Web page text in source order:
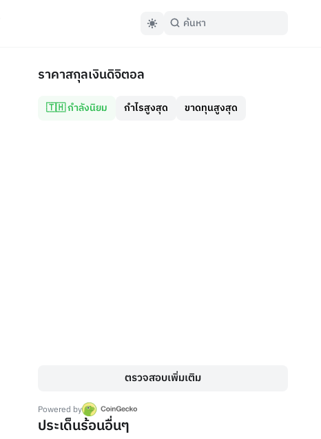
ราคาสกุลเงินดิจิตอล
🇹🇭 กำลังนิยม กำไรสูงสุด ขาดทุนสูงสุด
ตรวจสอบเพิ่มเติม
Powered by
ประเด็นร้อนอื่นๆ